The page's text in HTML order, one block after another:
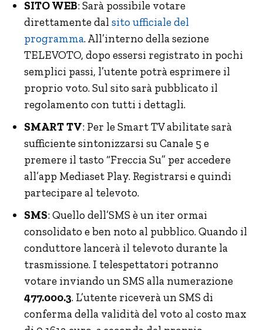
SITO WEB: Sarà possibile votare
direttamente dal sito ufficiale del
programma. All’interno della sezione
TELEVOTO, dopo essersi registrato in pochi
semplici passi, l’utente potrà esprimere il
proprio voto. Sul sito sarà pubblicato il
regolamento con tutti i dettagli.
SMART TV: Per le Smart TV abilitate sarà
sufficiente sintonizzarsi su Canale 5 e
premere il tasto “Freccia Su” per accedere
all’app Mediaset Play. Registrarsi e quindi
partecipare al televoto.
SMS: Quello dell’SMS è un iter ormai
consolidato e ben noto al pubblico. Quando il
conduttore lancerà il televoto durante la
trasmissione. I telespettatori potranno
votare inviando un SMS alla numerazione
477.000.3. L’utente riceverà un SMS di
conferma della validità del voto al costo max